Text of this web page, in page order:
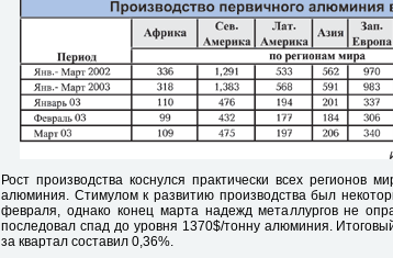
Рост производства коснулся практически всех регионов
алюминия. Стимулом к развитию производства был
февраля, однако конец марта надежд металлургов не
последовал спад до уровня 1370$/тонну алюминия.
за квартал составил 0,36%.